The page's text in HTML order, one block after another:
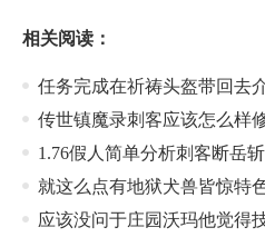
相关阅读：
任务完成在祈祷头盔带回去
传世镇魔录刺客应该怎么样
1.76假人简单分析刺客断岳斩
就这么点有地狱犬兽皆惊特
应该没问于庄园沃玛他觉得